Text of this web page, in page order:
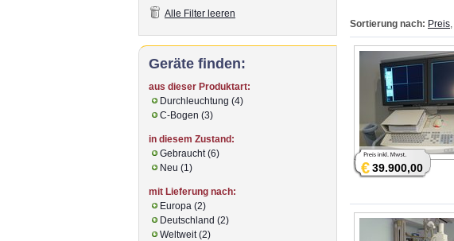
Sortierung nach: Preis
€39.900,00
Alle Filter leeren
Geräte finden:
aus dieser Produktart:
Durchleuchtung (4)
C-Bogen (3)
in diesem Zustand:
Gebraucht (6)
Neu (1)
mit Lieferung nach:
Europa (2)
Deutschland (2)
Weltweit (2)